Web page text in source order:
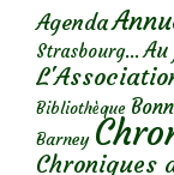
Agenda
Strasbourg...
Bibliothèque
Barney
Chroniques